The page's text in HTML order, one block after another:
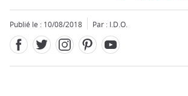
Publié le : 10/08/2018 Par : I.D.O.
Fermer